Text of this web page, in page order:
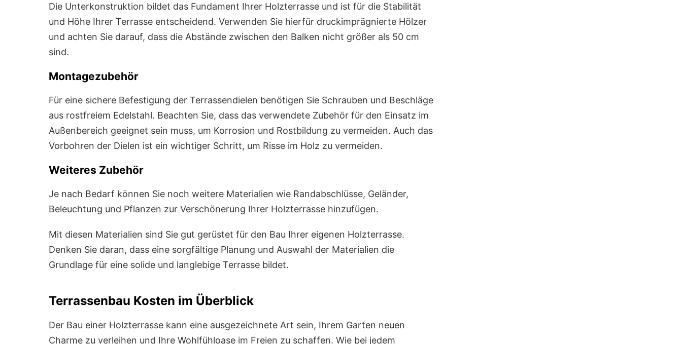
Die Unterkonstruktion bildet das Fundament Ihrer Holzterrasse und ist für die Stabilität
und Höhe Ihrer Terrasse entscheidend. Verwenden Sie hierfür druckimprägnierte Hölzer
und achten Sie darauf, dass die Abstände zwischen den Balken nicht größer als 50 cm
sind.
Montagezubehör
Für eine sichere Befestigung der Terrassendielen benötigen Sie Schrauben und Beschläge
aus rostfreiem Edelstahl. Beachten Sie, dass das verwendete Zubehör für den Einsatz im
Außenbereich geeignet sein muss, um Korrosion und Rostbildung zu vermeiden. Auch das
Vorbohren der Dielen ist ein wichtiger Schritt, um Risse im Holz zu vermeiden.
Weiteres Zubehör
Je nach Bedarf können Sie noch weitere Materialien wie Randabschlüsse, Geländer,
Beleuchtung und Pflanzen zur Verschönerung Ihrer Holzterrasse hinzufügen.
Mit diesen Materialien sind Sie gut gerüstet für den Bau Ihrer eigenen Holzterrasse.
Denken Sie daran, dass eine sorgfältige Planung und Auswahl der Materialien die
Grundlage für eine solide und langlebige Terrasse bildet.
Terrassenbau Kosten im Überblick
Der Bau einer Holzterrasse kann eine ausgezeichnete Art sein, Ihrem Garten neuen
Charme zu verleihen und Ihre Wohlfühloase im Freien zu schaffen. Wie bei jedem